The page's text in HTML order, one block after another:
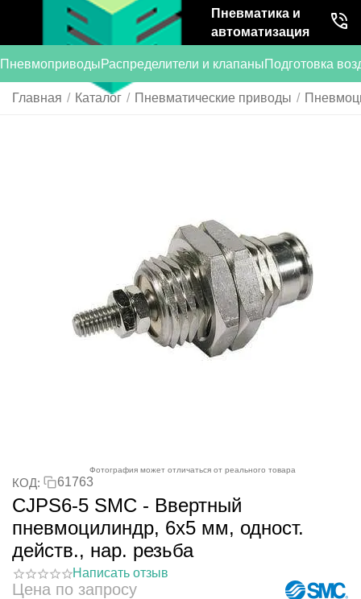
Пневматика и
автоматизация
ПневмоприводыРаспределители и клапаныПодготовка
Главная / Каталог / Пневматические приводы /
Фотография может отличаться от реального товара
КОД: 61763
CJPS6-5 SMC - Ввертный
пневмоцилиндр, 6x5 мм, одност.
действ., нар. резьба
Написать отзыв
Цена по запросу